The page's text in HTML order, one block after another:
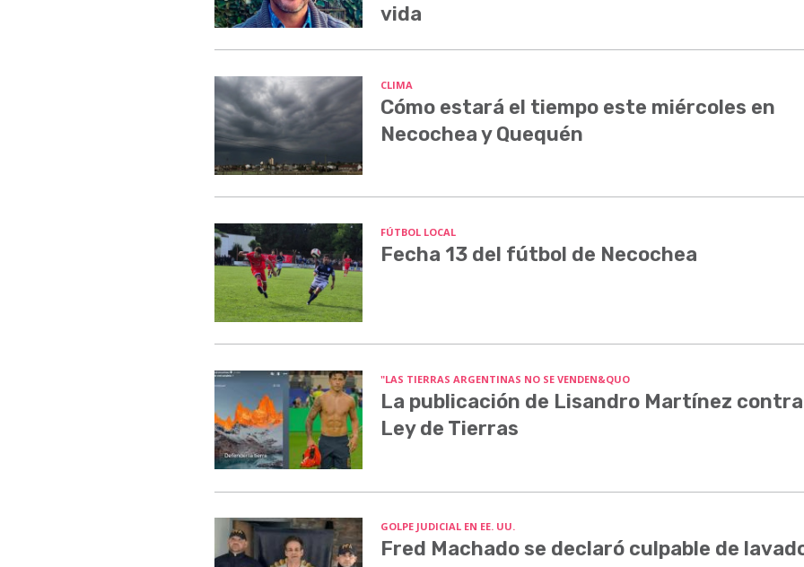
vida
CLIMA
Cómo estará el tiempo este miércoles en
Necochea y Quequén
FÚTBOL LOCAL
Fecha 13 del fútbol de Necochea
"LAS TIERRAS ARGENTINAS NO SE VENDEN&QUO
La publicación de Lisandro Martínez
Ley de Tierras
GOLPE JUDICIAL EN EE. UU.
Fred Machado se declaró culpable de